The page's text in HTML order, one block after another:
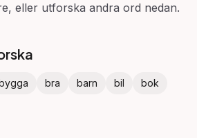
eller utforska andra ord nedan.
bra barn bil
bok